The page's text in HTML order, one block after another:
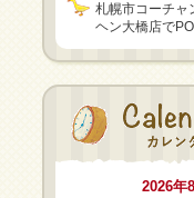
札幌市コーチャ
ヘン大橋店で
2026年